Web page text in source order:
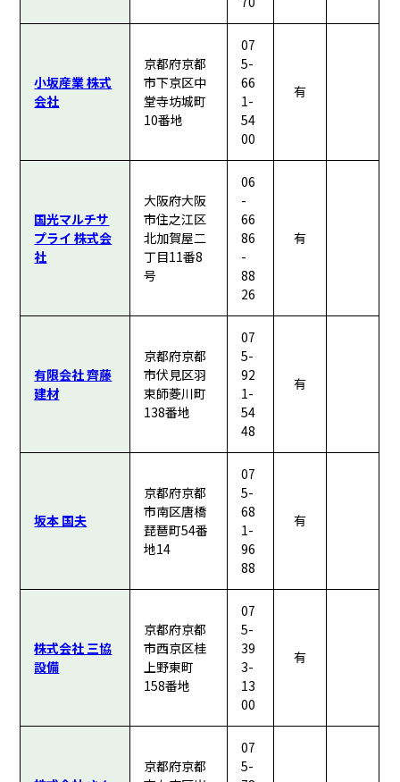
小坂産業 株式
会社
京都府京都
市下京区中
堂寺坊城町
10番地
07
5-
66
1-
54
00
有
国光マルチサ
プライ 株式会
社
大阪府大阪
市住之江区
北加賀屋二
丁目11番8
号
06
-
66
86
-
88
26
有
有限会社 齊藤
建材
京都府京都
市伏見区羽
束師菱川町
138番地
07
5-
92
1-
54
48
有
坂本 国夫
京都府京都
市南区唐橋
琵琶町54番
地14
07
5-
68
1-
96
88
有
株式会社 三協
設備
京都府京都
市西京区桂
上野東町
158番地
07
5-
39
3-
13
00
有
京都府京都
07
5-